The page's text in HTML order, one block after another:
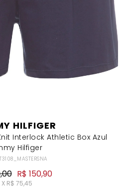
HILFIGER
Interlock Athletic Box Azul
Hilfiger
R$ 150,90
X R$ 75,45